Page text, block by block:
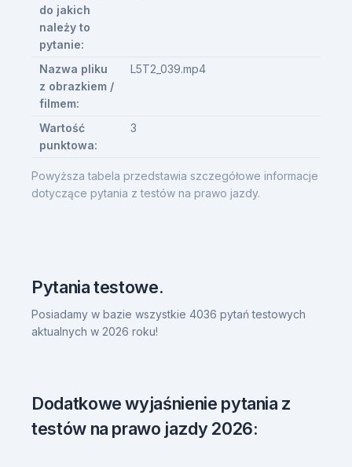
Powyższa tabela przedstawia szczegółowe informacje
dotyczące pytania z testów na prawo jazdy.
do jakich
należy to
pytanie:
Nazwa pliku
z obrazkiem /
filmem:
L5T2_039.mp4
Wartość
punktowa:
3
Pytania testowe.
Posiadamy w bazie wszystkie 4036 pytań testowych
aktualnych w 2026 roku!
Dodatkowe wyjaśnienie pytania z
testów na prawo jazdy 2026: